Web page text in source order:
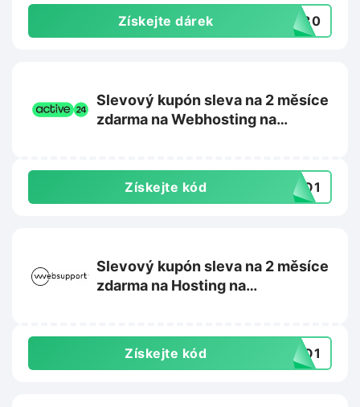
Získejte dárek OB30
Slevový kupón sleva na 2 měsíce
zdarma na Webhosting na
Získejte kód SKO1
Slevový kupón sleva na 2 měsíce
zdarma na Hosting na
Získejte kód SKO1